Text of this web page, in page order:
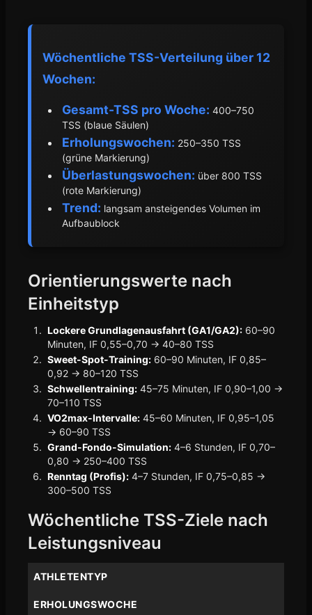
Wöchentliche TSS-Verteilung über 12
Wochen:
Gesamt-TSS pro Woche: 400–750
TSS (blaue Säulen)
Erholungswochen: 250–350 TSS
(grüne Markierung)
Überlastungswochen: über 800 TSS
(rote Markierung)
Trend: langsam ansteigendes Volumen im
Aufbaublock
Orientierungswerte nach
Einheitstyp
Lockere Grundlagenausfahrt (GA1/GA2): 60–90
Minuten, IF 0,55–0,70 → 40–80 TSS
Sweet-Spot-Training: 60–90 Minuten, IF 0,85–
0,92 → 80–120 TSS
Schwellentraining: 45–75 Minuten, IF 0,90–1,00 →
70–110 TSS
VO2max-Intervalle: 45–60 Minuten, IF 0,95–1,05
→ 60–90 TSS
Grand-Fondo-Simulation: 4–6 Stunden, IF 0,70–
0,80 → 250–400 TSS
Renntag (Profis): 4–7 Stunden, IF 0,75–0,85 →
300–500 TSS
Wöchentliche TSS-Ziele nach
Leistungsniveau
ATHLETENTYP
ERHOLUNGSWOCHE